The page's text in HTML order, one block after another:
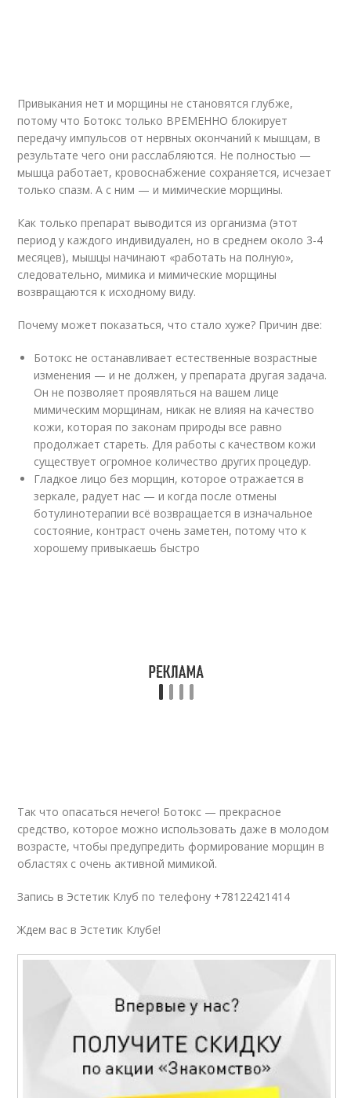
Привыкания нет и морщины не становятся глубже,
потому что Ботокс только ВРЕМЕННО блокирует
передачу импульсов от нервных окончаний к мышцам, в
результате чего они расслабляются. Не полностью —
мышца работает, кровоснабжение сохраняется, исчезает
только спазм. А с ним — и мимические морщины.
Как только препарат выводится из организма (этот
период у каждого индивидуален, но в среднем около 3-4
месяцев), мышцы начинают «работать на полную»,
следовательно, мимика и мимические морщины
возвращаются к исходному виду.
Почему может показаться, что стало хуже? Причин две:
Ботокс не останавливает естественные возрастные
изменения — и не должен, у препарата другая задача.
Он не позволяет проявляться на вашем лице
мимическим морщинам, никак не влияя на качество
кожи, которая по законам природы все равно
продолжает стареть. Для работы с качеством кожи
существует огромное количество других процедур. ⠀
Гладкое лицо без морщин, которое отражается в
зеркале, радует нас — и когда после отмены
ботулинотерапии всё возвращается в изначальное
состояние, контраст очень заметен, потому что к
хорошему привыкаешь быстро
Так что опасаться нечего! Ботокс — прекрасное
средство, которое можно использовать даже в молодом
возрасте, чтобы предупредить формирование морщин в
областях с очень активной мимикой.
Запись в Эстетик Клуб по телефону +78122421414
Ждем вас в Эстетик Клубе!